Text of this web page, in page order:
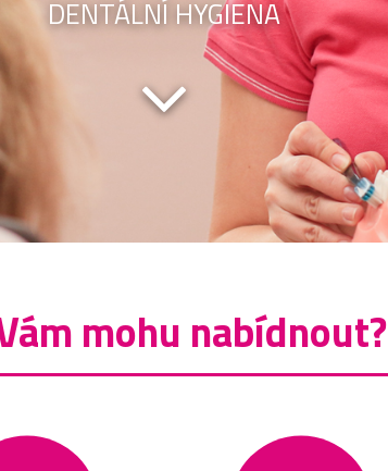
DENTÁLNÍ HYGIENA
mohu nabídnout?